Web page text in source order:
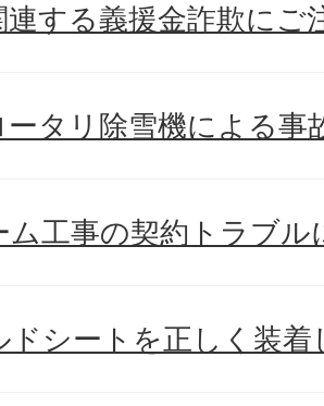
連する義援金詐欺にご
ータリ除雪機による事
ム工事の契約トラブ
ドシートを正しく装着